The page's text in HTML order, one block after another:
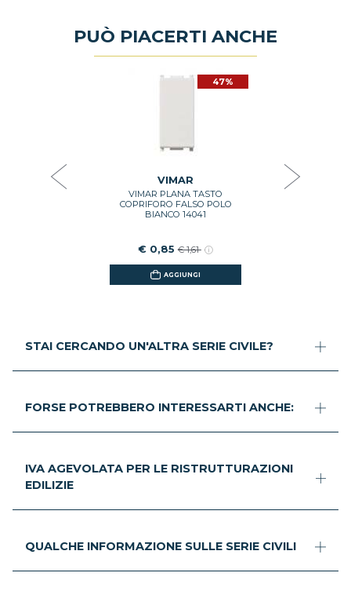
PUÒ PIACERTI ANCHE
47%
VIMAR
VIMAR PLANA TASTO
COPRIFORO FALSO POLO
BIANCO 14041
€ 0,85 € 1,61
AGGIUNGI
STAI CERCANDO UN'ALTRA SERIE CIVILE?
FORSE POTREBBERO INTERESSARTI ANCHE:
IVA AGEVOLATA PER LE RISTRUTTURAZIONI
EDILIZIE
QUALCHE INFORMAZIONE SULLE SERIE CIVILI